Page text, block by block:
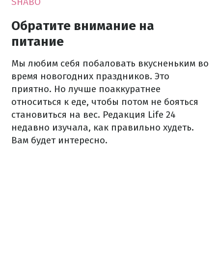
Обратите внимание на
питание
Мы любим себя побаловать вкусненьким во
время новогодних праздников. Это
приятно. Но лучше поаккуратнее
относиться к еде, чтобы потом не бояться
становиться на вес. Редакция Life 24
недавно изучала, как правильно худеть.
Вам будет интересно.